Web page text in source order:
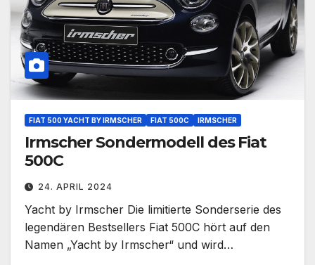
FIAT 500 YACHT BY IRMSCHER FIAT 500C IRMSCHER
Irmscher Sondermodell des Fiat
500C
24. APRIL 2024
Yacht by Irmscher Die limitierte Sonderserie des
legendären Bestsellers Fiat 500C hört auf den
Namen „Yacht by Irmscher“ und wird…